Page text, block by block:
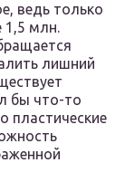
ведь только
1,5 млн.
лишний
бы что-то
пластические